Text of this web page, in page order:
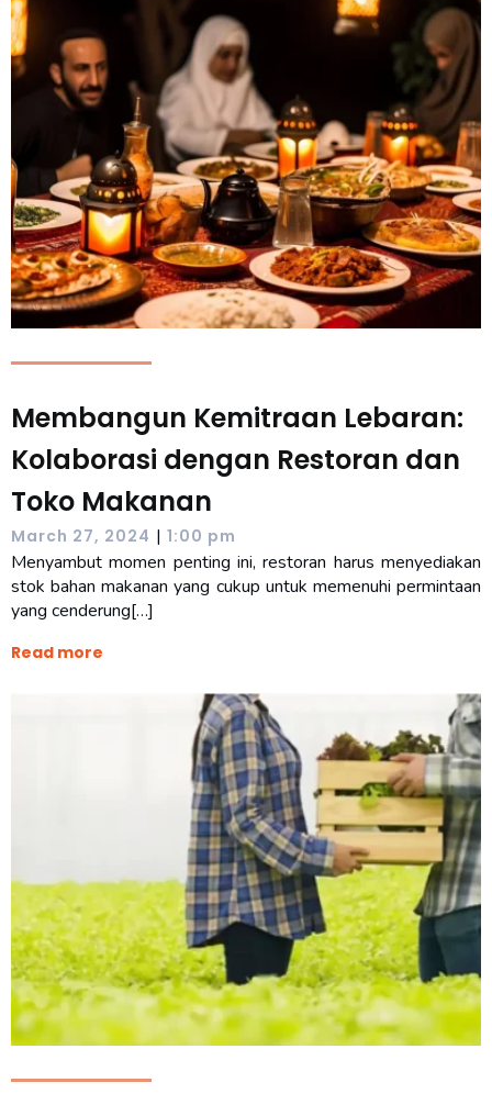
Membangun Kemitraan Lebaran:
Kolaborasi dengan Restoran dan
Toko Makanan
March 27, 2024 | 1:00 pm
Menyambut momen penting ini, restoran harus menyediakan
stok bahan makanan yang cukup untuk memenuhi permintaan
yang cenderung[…]
Read more